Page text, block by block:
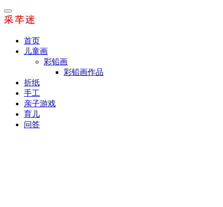
首页
儿童画
彩铅画
彩铅画作品
折纸
手工
亲子游戏
育儿
问答